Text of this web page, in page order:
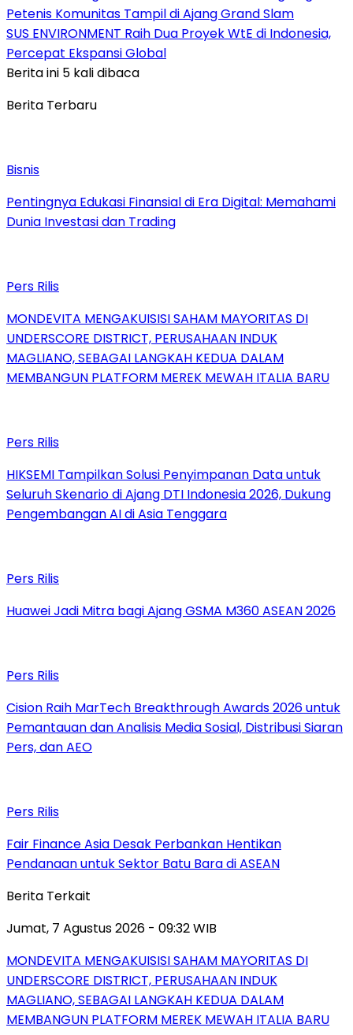
Petenis Komunitas Tampil di Ajang Grand Slam
SUS ENVIRONMENT Raih Dua Proyek WtE di Indonesia,
Percepat Ekspansi Global
Berita ini 5 kali dibaca
Berita Terbaru
Bisnis
Pentingnya Edukasi Finansial di Era Digital: Memahami
Dunia Investasi dan Trading
Pers Rilis
MONDEVITA MENGAKUISISI SAHAM MAYORITAS DI
UNDERSCORE DISTRICT, PERUSAHAAN INDUK
MAGLIANO, SEBAGAI LANGKAH KEDUA DALAM
MEMBANGUN PLATFORM MEREK MEWAH ITALIA BARU
Pers Rilis
HIKSEMI Tampilkan Solusi Penyimpanan Data untuk
Seluruh Skenario di Ajang DTI Indonesia 2026, Dukung
Pengembangan AI di Asia Tenggara
Pers Rilis
Huawei Jadi Mitra bagi Ajang GSMA M360 ASEAN 2026
Pers Rilis
Cision Raih MarTech Breakthrough Awards 2026 untuk
Pemantauan dan Analisis Media Sosial, Distribusi Siaran
Pers, dan AEO
Pers Rilis
Fair Finance Asia Desak Perbankan Hentikan
Pendanaan untuk Sektor Batu Bara di ASEAN
Berita Terkait
Jumat, 7 Agustus 2026 - 09:32 WIB
MONDEVITA MENGAKUISISI SAHAM MAYORITAS DI
UNDERSCORE DISTRICT, PERUSAHAAN INDUK
MAGLIANO, SEBAGAI LANGKAH KEDUA DALAM
MEMBANGUN PLATFORM MEREK MEWAH ITALIA BARU